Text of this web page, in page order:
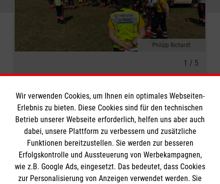
Philipp Richardt
1 / 5
Verwandte Themen: #Sanitätsdienst
Verwandte Artikel
„Rom ist ein Einsatz, der bleibt“
Neuer Beauftragter, neue Mitglieder im
Wir verwenden Cookies, um Ihnen ein optimales Webseiten-
Erlebnis zu bieten. Diese Cookies sind für den technischen
Betrieb unserer Webseite erforderlich, helfen uns aber auch
dabei, unsere Plattform zu verbessern und zusätzliche
Funktionen bereitzustellen. Sie werden zur besseren
Erfolgskontrolle und Aussteuerung von Werbekampagnen,
wie z.B. Google Ads, eingesetzt. Das bedeutet, dass Cookies
zur Personalisierung von Anzeigen verwendet werden. Sie